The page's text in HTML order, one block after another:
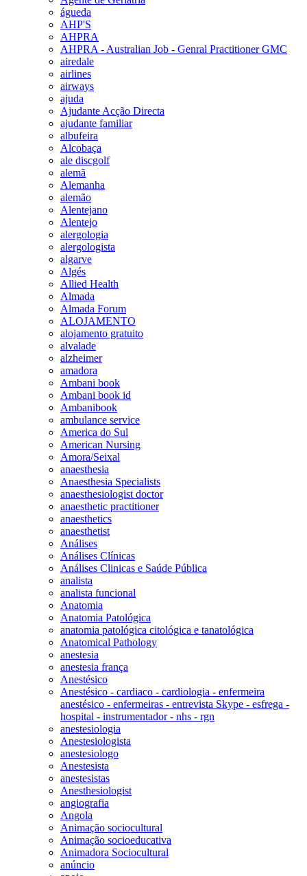
águeda
AHP'S
AHPRA
AHPRA - Australian Job - Genral Practitioner GMC
airedale
airlines
airways
ajuda
Ajudante Acção Directa
ajudante familiar
albufeira
Alcobaça
ale discgolf
alemã
Alemanha
alemão
Alentejano
Alentejo
alergologia
alergologista
algarve
Algés
Allied Health
Almada
Almada Forum
ALOJAMENTO
alojamento gratuito
alvalade
alzheimer
amadora
Ambani book
Ambani book id
Ambanibook
ambulance service
America do Sul
American Nursing
Amora/Seixal
anaesthesia
Anaesthesia Specialists
anaesthesiologist doctor
anaesthetic practitioner
anaesthetics
anaesthetist
Análises
Análises Clínicas
Análises Clinicas e Saúde Pública
analista
analista funcional
Anatomia
Anatomia Patológica
anatomia patológica citológica e tanatológica
Anatomical Pathology
anestesia
anestesia frança
Anestésico
Anestésico - cardiaco - cardiologia - enfermeira
anestésico - enfermeiras - entrevista Skype - esfrega -
hospital - instrumentador - nhs - rgn
anestesiologia
Anestesiologista
anestesiologo
Anestesista
anestesistas
Anesthesiologist
angiografia
Angola
Animação sociocultural
Animação socioeducativa
Animadora Sociocultural
anúncio